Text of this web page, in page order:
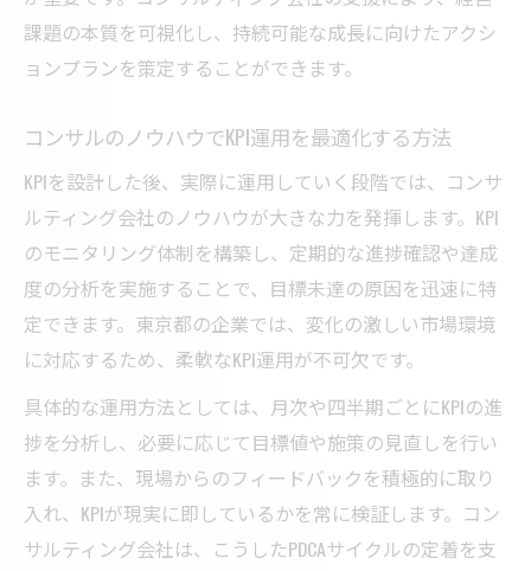
コンサルが支えるユニークなKPI運用の実態
地域特性を踏まえた東京都型KPIの策定法
KPI事例から見るコンサルの課題解決力
課題の本質を可視化し、持続可能な成長に向けたアクシ
ョンプランを策定することができます。
コンサルのノウハウでKPI運用を最適化する方法
KPIを設計した後、実際に運用していく段階では、コンサ
ルティング会社のノウハウが大きな力を発揮します。KPI
のモニタリング体制を構築し、定期的な進捗確認や達成
度の分析を実施することで、目標未達の原因を迅速に特
定できます。東京都の企業では、変化の激しい市場環境
に対応するため、柔軟なKPI運用が不可欠です。
具体的な運用方法としては、月次や四半期ごとにKPIの進
捗を分析し、必要に応じて目標値や施策の見直しを行い
ます。また、現場からのフィードバックを積極的に取り
入れ、KPIが現実に即しているかを常に検証します。コン
サルティング会社は、こうしたPDCAサイクルの定着を支